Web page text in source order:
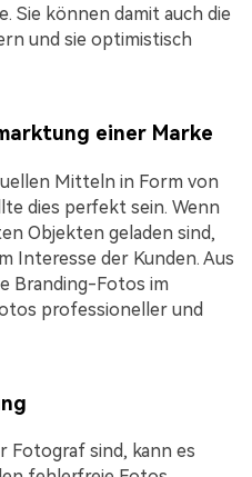
Sie können damit auch die
und sie optimistisch
einer Marke
Mitteln in Form von
dies perfekt sein. Wenn
Objekten geladen sind,
Interesse der Kunden. Aus
Branding-Fotos im
professioneller und
Fotograf sind, kann es